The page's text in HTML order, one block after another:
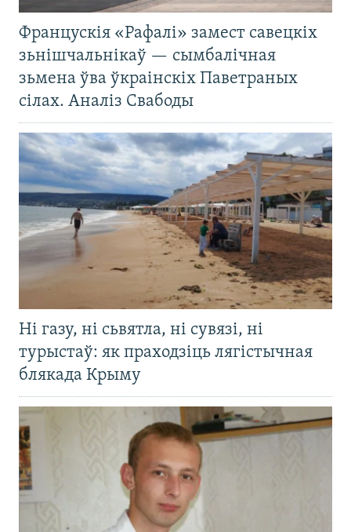
Францускія «Рафалі» замест савецкіх
зьнішчальнікаў — сымбалічная
зьмена ўва ўкраінскіх Паветраных
сілах. Аналіз Свабоды
Ні газу, ні сьвятла, ні сувязі, ні
турыстаў: як праходзіць лягістычная
блякада Крыму